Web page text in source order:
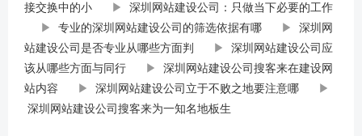
接交换中的小 ▶ 深圳网站建设公司：只做当下必要的工作
▶ 专业的深圳网站建设公司的筛选依据有哪 ▶ 深圳网
站建设公司是否专业从哪些方面判
▶ 深圳网站建设公司应
该从哪些方面与同行 ▶ 深圳网站建设公司搜客来在建设网
站内容 ▶ 深圳网站建设公司立于不败之地要注意哪 ▶
深圳网站建设公司搜客来为一知名地板生